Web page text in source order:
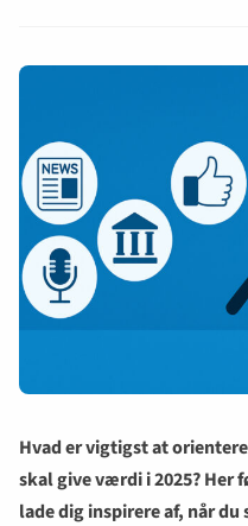
Hvad er vigtigst at
skal give værdi i 2025? Her
lade dig inspirere af, når